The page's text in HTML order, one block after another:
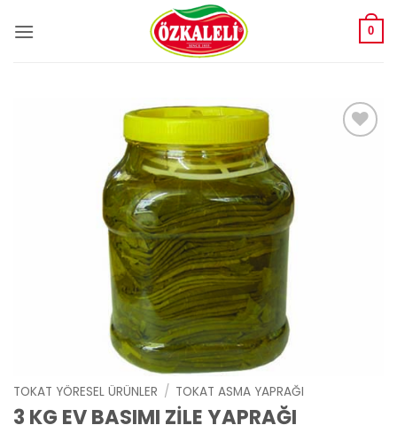
atla
0
TOKAT YÖRESEL ÜRÜNLER / TOKAT ASMA YAPRAĞI
3 KG EV BASIMI ZİLE YAPRAĞI